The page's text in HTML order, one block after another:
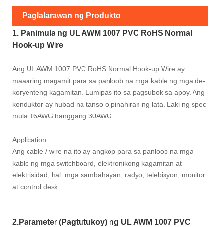
Paglalarawan ng Produkto
1. Panimula ng UL AWM 1007 PVC RoHS Normal
Hook-up Wire
Ang UL AWM 1007 PVC RoHS Normal Hook-up Wire ay
maaaring magamit para sa panloob na mga kable ng mga de-
koryenteng kagamitan. Lumipas ito sa pagsubok sa apoy. Ang
konduktor ay hubad na tanso o pinahiran ng lata. Laki ng spec
mula 16AWG hanggang 30AWG.
Application:
Ang cable / wire na ito ay angkop para sa panloob na mga
kable ng mga switchboard, elektronikong kagamitan at
elektrisidad, hal. mga sambahayan, radyo, telebisyon, monitor
at control desk.
2.Parameter (Pagtutukoy) ng UL AWM 1007 PVC